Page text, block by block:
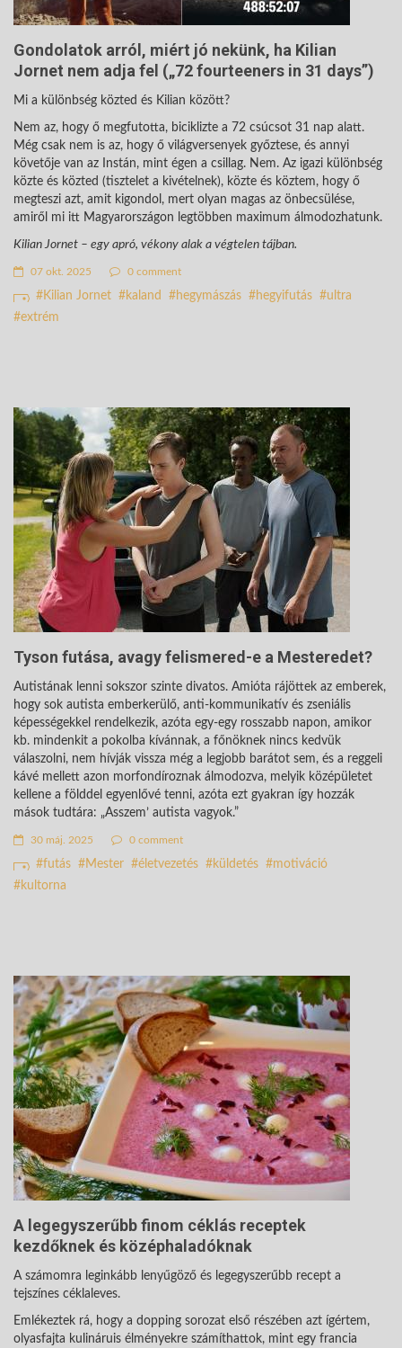
Gondolatok arról, miért jó nekünk, ha Kilian
Jornet nem adja fel („72 fourteeners in 31 days”)
Mi a különbség közted és Kilian között?
Nem az, hogy ő megfutotta, biciklizte a 72 csúcsot 31 nap alatt.
Még csak nem is az, hogy ő világversenyek győztese, és annyi
követője van az Instán, mint égen a csillag. Nem. Az igazi különbség
közte és közted (tisztelet a kivételnek), közte és köztem, hogy ő
megteszi azt, amit kigondol, mert olyan magas az önbecsülése,
amiről mi itt Magyarországon legtöbben maximum álmodozhatunk.
Kilian Jornet – egy apró, vékony alak a végtelen tájban.
07 okt. 2025 0 comment
Kilian Jornet kaland hegymászás hegyifutás
ultra
extrém
Tyson futása, avagy felismered-e a Mesteredet?
Autistának lenni sokszor szinte divatos. Amióta rájöttek az emberek,
hogy sok autista emberkerülő, anti-kommunikatív és zseniális
képességekkel rendelkezik, azóta egy-egy rosszabb napon, amikor
kb. mindenkit a pokolba kívánnak, a főnöknek nincs kedvük
válaszolni, nem hívják vissza még a legjobb barátot sem, és a reggeli
kávé mellett azon morfondíroznak álmodozva, melyik középületet
kellene a földdel egyenlővé tenni, azóta ezt gyakran így hozzák
mások tudtára: „Asszem’ autista vagyok.”
30 máj. 2025 0 comment
futás Mester életvezetés küldetés
motiváció
kultorna
A legegyszerűbb finom céklás receptek
kezdőknek és középhaladóknak
A számomra leginkább lenyűgöző és legegyszerűbb recept a
tejszínes céklaleves.
Emlékeztek rá, hogy a dopping sorozat első részében azt ígértem,
olyasfajta kulináruis élményekre számíthattok, mint egy francia